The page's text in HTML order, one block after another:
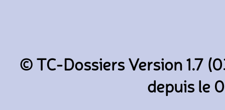
© TC-Dossiers Version 1.7
depuis le